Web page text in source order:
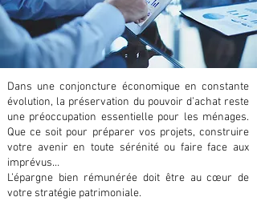
Dans une conjoncture économique en constante
évolution, la préservation du pouvoir d’achat reste
une préoccupation essentielle pour les ménages.
Que ce soit pour préparer vos projets, construire
votre avenir en toute sérénité ou faire face aux
imprévus…
L’épargne bien rémunérée doit être au cœur de
votre stratégie patrimoniale.